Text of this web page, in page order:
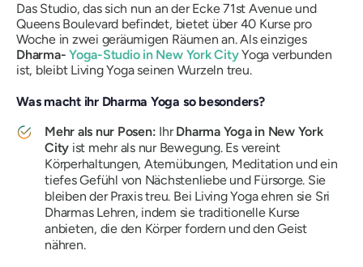
Das Studio, das sich nun an der Ecke 71st Avenue und
Queens Boulevard befindet, bietet über 40 Kurse pro
Woche in zwei geräumigen Räumen an. Als einziges
Dharma-Yoga-Studio in New York CityYoga verbunden
ist, bleibt Living Yoga seinen Wurzeln treu.
Was macht ihr Dharma Yoga so besonders?
Mehr als nur Posen: IhrDharma Yoga in New York
City ist mehr als nur Bewegung. Es vereint
Körperhaltungen, Atemübungen, Meditation und ein
tiefes Gefühl von Nächstenliebe und Fürsorge. Sie
bleiben der Praxis treu. Bei Living Yoga ehren sie Sri
Dharmas Lehren, indem sie traditionelle Kurse
anbieten, die den Körper fordern undden Geist
nähren.